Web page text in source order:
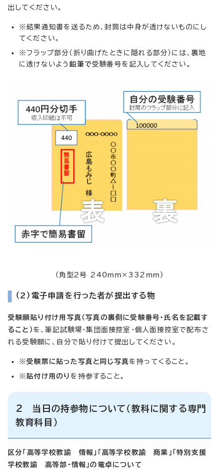
出してください。
※結果通知書を送るため、封筒は中身が透けないものにし
てください。
※フラップ部分（折り曲げたときに隠れる部分）には、裏地
に透けないよう鉛筆で受験番号を記入してください。
（角型2号 240mm×332mm）
（2）電子申請を行った者が提出する物
受験願貼り付け用写真（写真の裏側に受験番号・氏名を記載す
ること） を、筆記試験場・集団面接控室・個人面接控室で配布さ
れる受験願に、自分で貼り付けて提出してください。
※受験票に貼った写真と同じ写真を持ってくること。
※ 貼付け用のり を持参すること。
2 当日の持参物について（教科に関する専門
教育科目）
区分「高等学校教諭 情報」「高等学校教諭 商業」「特別支援
学校教諭 高等部・情報」の電卓について